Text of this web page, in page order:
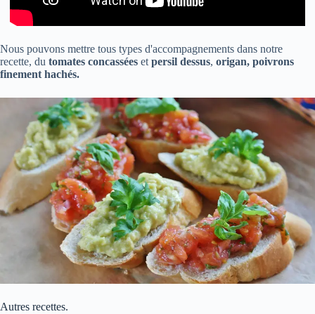
Nous pouvons mettre tous types d'accompagnements dans notre
recette, du tomates concassées et persil dessus, origan, poivrons
finement hachés.
Autres recettes.